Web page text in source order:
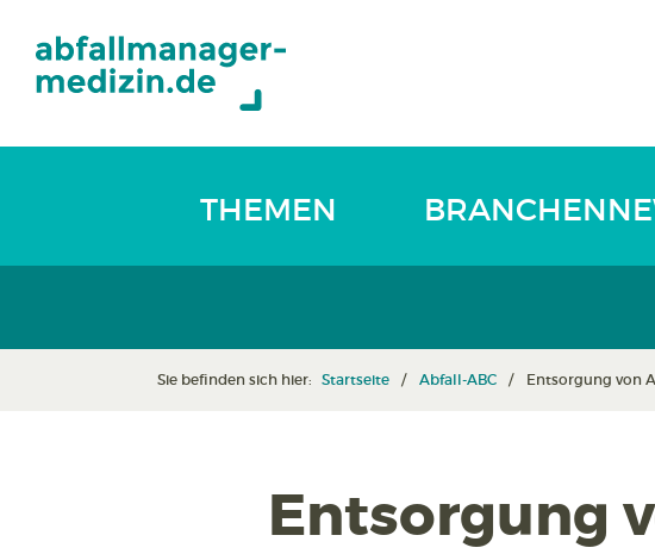
THEMEN
Sie befinden sich hier: Startseite Abfall-ABC Entsorgung von
Entsorgung